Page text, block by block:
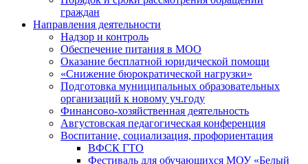
граждан
Направления деятельности
Надзор и контроль
Обеспечение питания в МОО
Оказание бесплатной юридической помощи
«Снижение бюрократической нагрузки»
Подготовка муниципальных образовательных
организаций к новому уч.году
Финансово-хозяйственная деятельность
Августовская педагогическая конференция
Воспитание, социализация, профориентация
ВФСК ГТО
Фестиваль для обучающихся МОУ «Белый